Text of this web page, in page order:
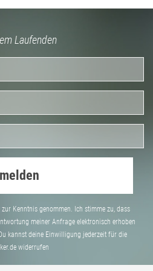
Laufenden
zur Kenntnis genommen. Ich stimme zu, dass
meiner Anfrage elektronisch erhoben
kannst deine Einwilligung jederzeit für die
widerrufen